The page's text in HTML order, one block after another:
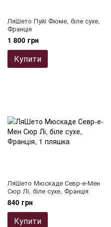
ЛяШето Пуйі Фюме, біле сухе,
Франція
1 800 грн
Купити
ЛяШето Мюскаде Севр-е-Мен
Сюр Лі, біле сухе, Франція
840 грн
Купити